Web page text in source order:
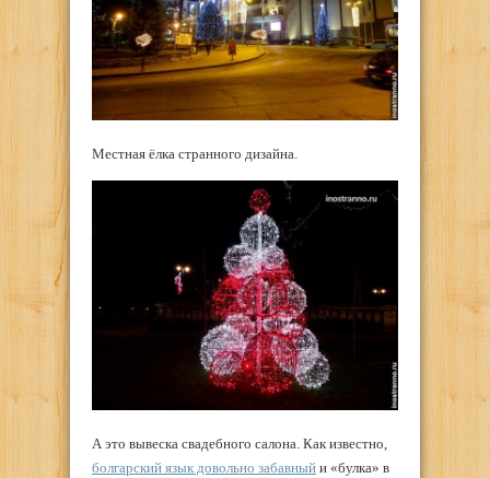
Местная ёлка странного дизайна.
А это вывеска свадебного салона. Как известно,
болгарский язык довольно забавный и «булка» в